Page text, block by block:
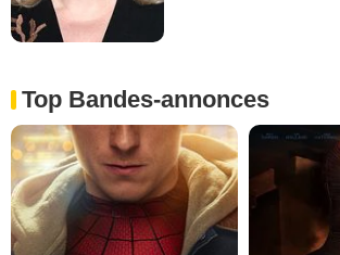
Top Bandes-annonces